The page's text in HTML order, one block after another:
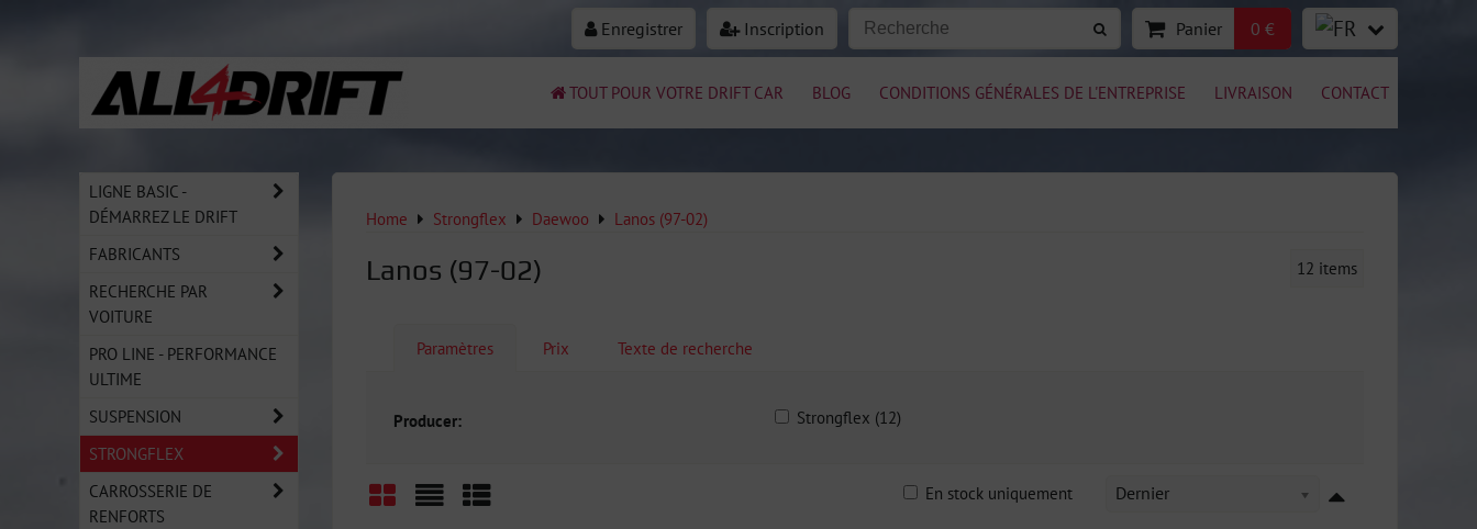
Enregistrer Inscription Panier 0 €
TOUT POUR VOTRE DRIFT CAR BLOG CONDITIONS GÉNÉRALES DE L'ENTREPRISE LIVRAISON CONTACT
Home Strongflex Daewoo Lanos (97-02)
Lanos (97-02) 12 items
Paramètres Prix Texte de recherche
Producer: Strongflex (12)
Dernier
En stock uniquement
LIGNE BASIC -
DÉMARREZ LE DRIFT
FABRICANTS
RECHERCHE PAR
VOITURE
PRO LINE - PERFORMANCE
ULTIME
SUSPENSION
STRONGFLEX
CARROSSERIE DE
RENFORTS